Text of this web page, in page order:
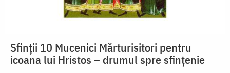
Sfinții 10 Mucenici Mărturisitori pentru
icoana lui Hristos – drumul spre sfințenie